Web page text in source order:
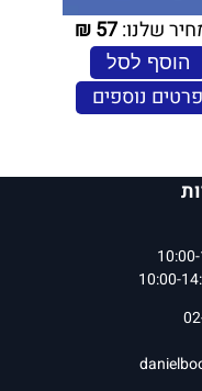
שלנו:57
₪
הוסף לסל
פרטים נוספים